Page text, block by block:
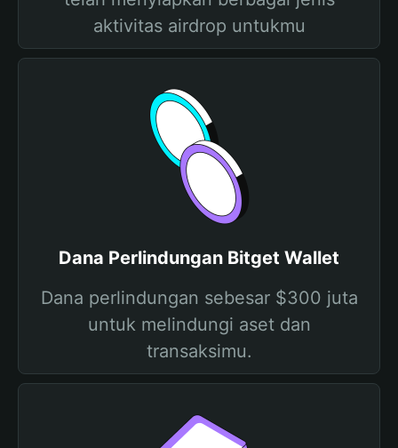
aktivitas airdrop untukmu
Dana Perlindungan Bitget Wallet
Dana perlindungan sebesar $300 juta
untuk melindungi aset dan
transaksimu.